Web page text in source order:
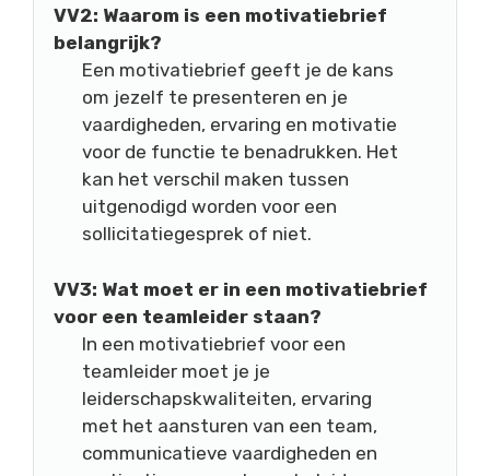
VV2: Waarom is een motivatiebrief
belangrijk?
Een motivatiebrief geeft je de kans
om jezelf te presenteren en je
vaardigheden, ervaring en motivatie
voor de functie te benadrukken. Het
kan het verschil maken tussen
uitgenodigd worden voor een
sollicitatiegesprek of niet.
VV3: Wat moet er in een motivatiebrief
voor een teamleider staan?
In een motivatiebrief voor een
teamleider moet je je
leiderschapskwaliteiten, ervaring
met het aansturen van een team,
communicatieve vaardigheden en